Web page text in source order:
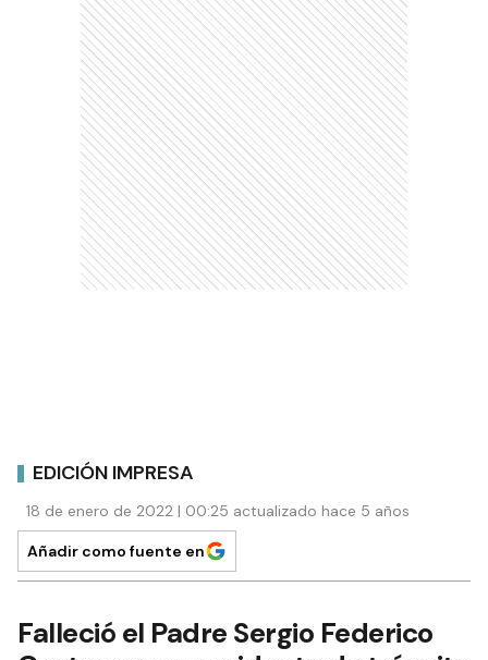
EDICIÓN IMPRESA
18 de enero de 2022 | 00:25 actualizado hace 5 años
Añadir como fuente en
Falleció el Padre Sergio Federico